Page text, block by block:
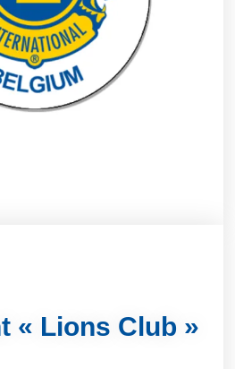
« Lions Club »